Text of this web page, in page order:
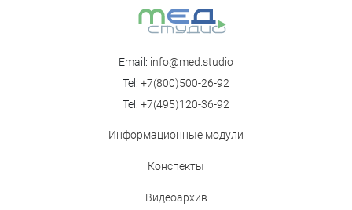
Email: info@med.studio
Tel: +7(800)500-26-92
Tel: +7(495)120-36-92
Информационные модули
Конспекты
Видеоархив